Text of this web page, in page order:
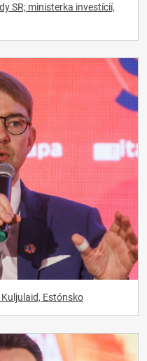
SR; ministerka investícií,
Estónsko